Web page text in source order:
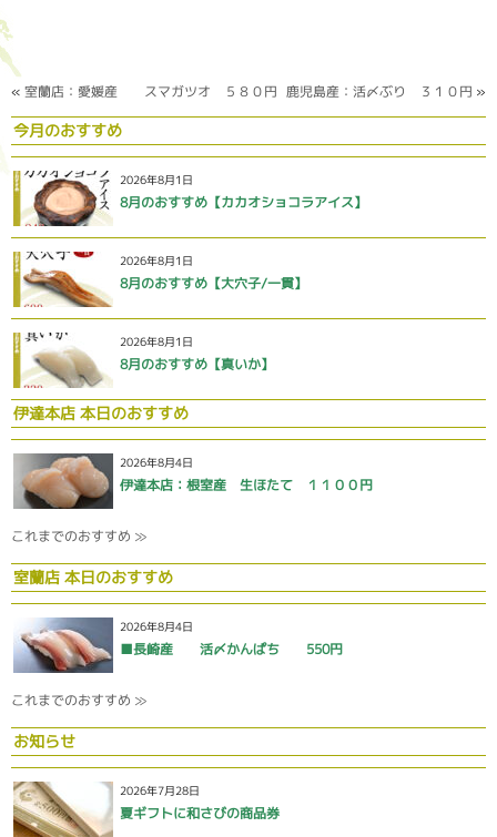
« 室蘭店：愛媛産 スマガツオ ５８０円 鹿児島産：活〆ぶり ３１０円 »
今月のおすすめ
2026年8月1日
8月のおすすめ【カカオショコラアイス】
2026年8月1日
8月のおすすめ【大穴子/一貫】
2026年8月1日
8月のおすすめ【真いか】
伊達本店 本日のおすすめ
2026年8月4日
伊達本店：根室産 生ほたて １１００円
これまでのおすすめ ≫
室蘭店 本日のおすすめ
2026年8月4日
■長崎産 活〆かんぱち 550円
これまでのおすすめ ≫
お知らせ
2026年7月28日
夏ギフトに和さびの商品券